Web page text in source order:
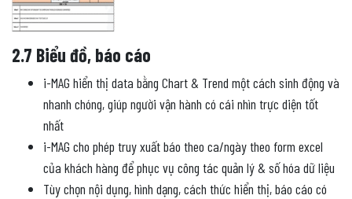
2.7 Biểu đồ, báo cáo
i-MAG hiển thị data bằng Chart & Trend một cách sinh động và
nhanh chóng, giúp người vận hành có cái nhìn trực diện tốt
nhất
i-MAG cho phép truy xuất báo theo ca/ngày theo form excel
của khách hàng để phục vụ công tác quản lý & số hóa dữ liệu
Tùy chọn nội dụng, hình dạng, cách thức hiển thị, báo cáo có